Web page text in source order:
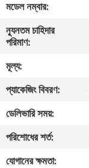
আমাদের
সম্পর্কে
কারখানা
ভ্রমণ
মান
নিয়ন্ত্রণ
মডেল নম্বার:
ন্যূনতম চাহিদার
পরিমাণ:
মূল্য:
প্যাকেজিং বিবরণ:
ডেলিভারি সময়:
পরিশোধের শর্ত:
যোগানের ক্ষমতা: